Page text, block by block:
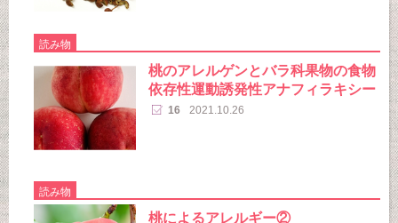
読み物
桃のアレルゲンとバラ科果物の食物
依存性運動誘発性アナフィラキシー
16 2021.10.26
読み物
桃によるアレルギー②